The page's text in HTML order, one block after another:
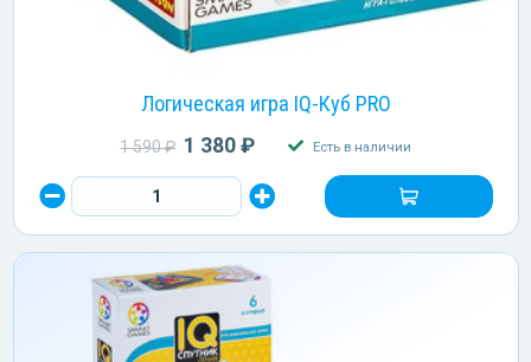
Логическая игра IQ-Куб PRO
1 590 ₽ 1 380 ₽ Есть в наличии